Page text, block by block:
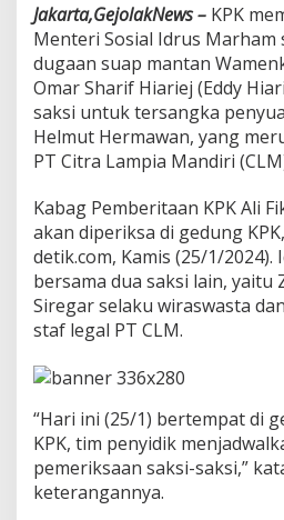
t
e
r
i
S
o
s
l
S
e
b
a
g
a
a
s
K
Jakarta,GejolakNews – KPK
Menteri Sosial Idrus Marham
dugaan suap mantan
Omar Sharif Hiariej (Eddy
saksi untuk tersangka
Helmut Hermawan, yang
PT Citra Lampia Mandiri
Kabag Pemberitaan KPK Ali
akan diperiksa di gedung
detik.com, Kamis (25/1/2024).
bersama dua saksi lain, yaitu
Siregar selaku wiraswasta
staf legal PT CLM.
“Hari ini (25/1) bertempat di
KPK, tim penyidik
pemeriksaan saksi-saksi,”
keterangannya.